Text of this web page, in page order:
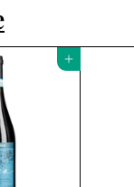
Aggiungi al carrello